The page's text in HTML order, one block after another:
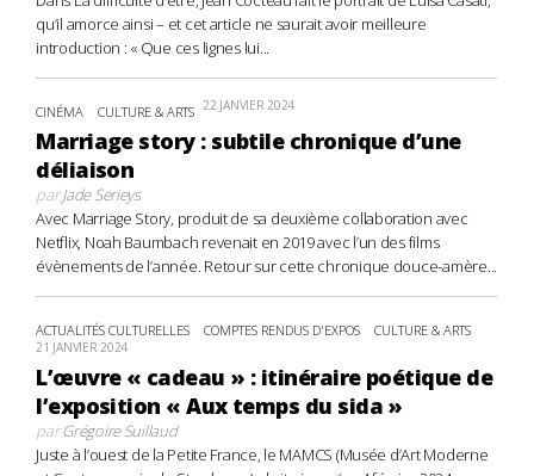
qu’il amorce ainsi – et cet article ne saurait avoir meilleure
introduction : « Que ces lignes lui...
CINÉMA CULTURE & ARTS 22 JANVIER 2024
Marriage story : subtile chronique d’une
déliaison
parJade Serieys
Avec Marriage Story, produit de sa deuxième collaboration avec
Netflix, Noah Baumbach revenait en 2019 avec l’un des films
évènements de l’année. Retour sur cette chronique douce-amère...
ACTUALITÉS CULTURELLES COMPTES RENDUS D'EXPOS CULTURE & ARTS
21 JANVIER 2024
L’œuvre « cadeau » : itinéraire poétique de
l’exposition « Aux temps du sida »
parGrégoire Suillaud
Juste à l’ouest de la Petite France, le MAMCS (Musée d’Art Moderne